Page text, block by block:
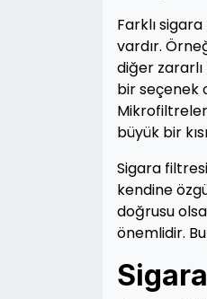
Farklı
vardır.
diğer
bir seçenek
büyük bir
Sigara
kendine
doğrusu
önemlidir.